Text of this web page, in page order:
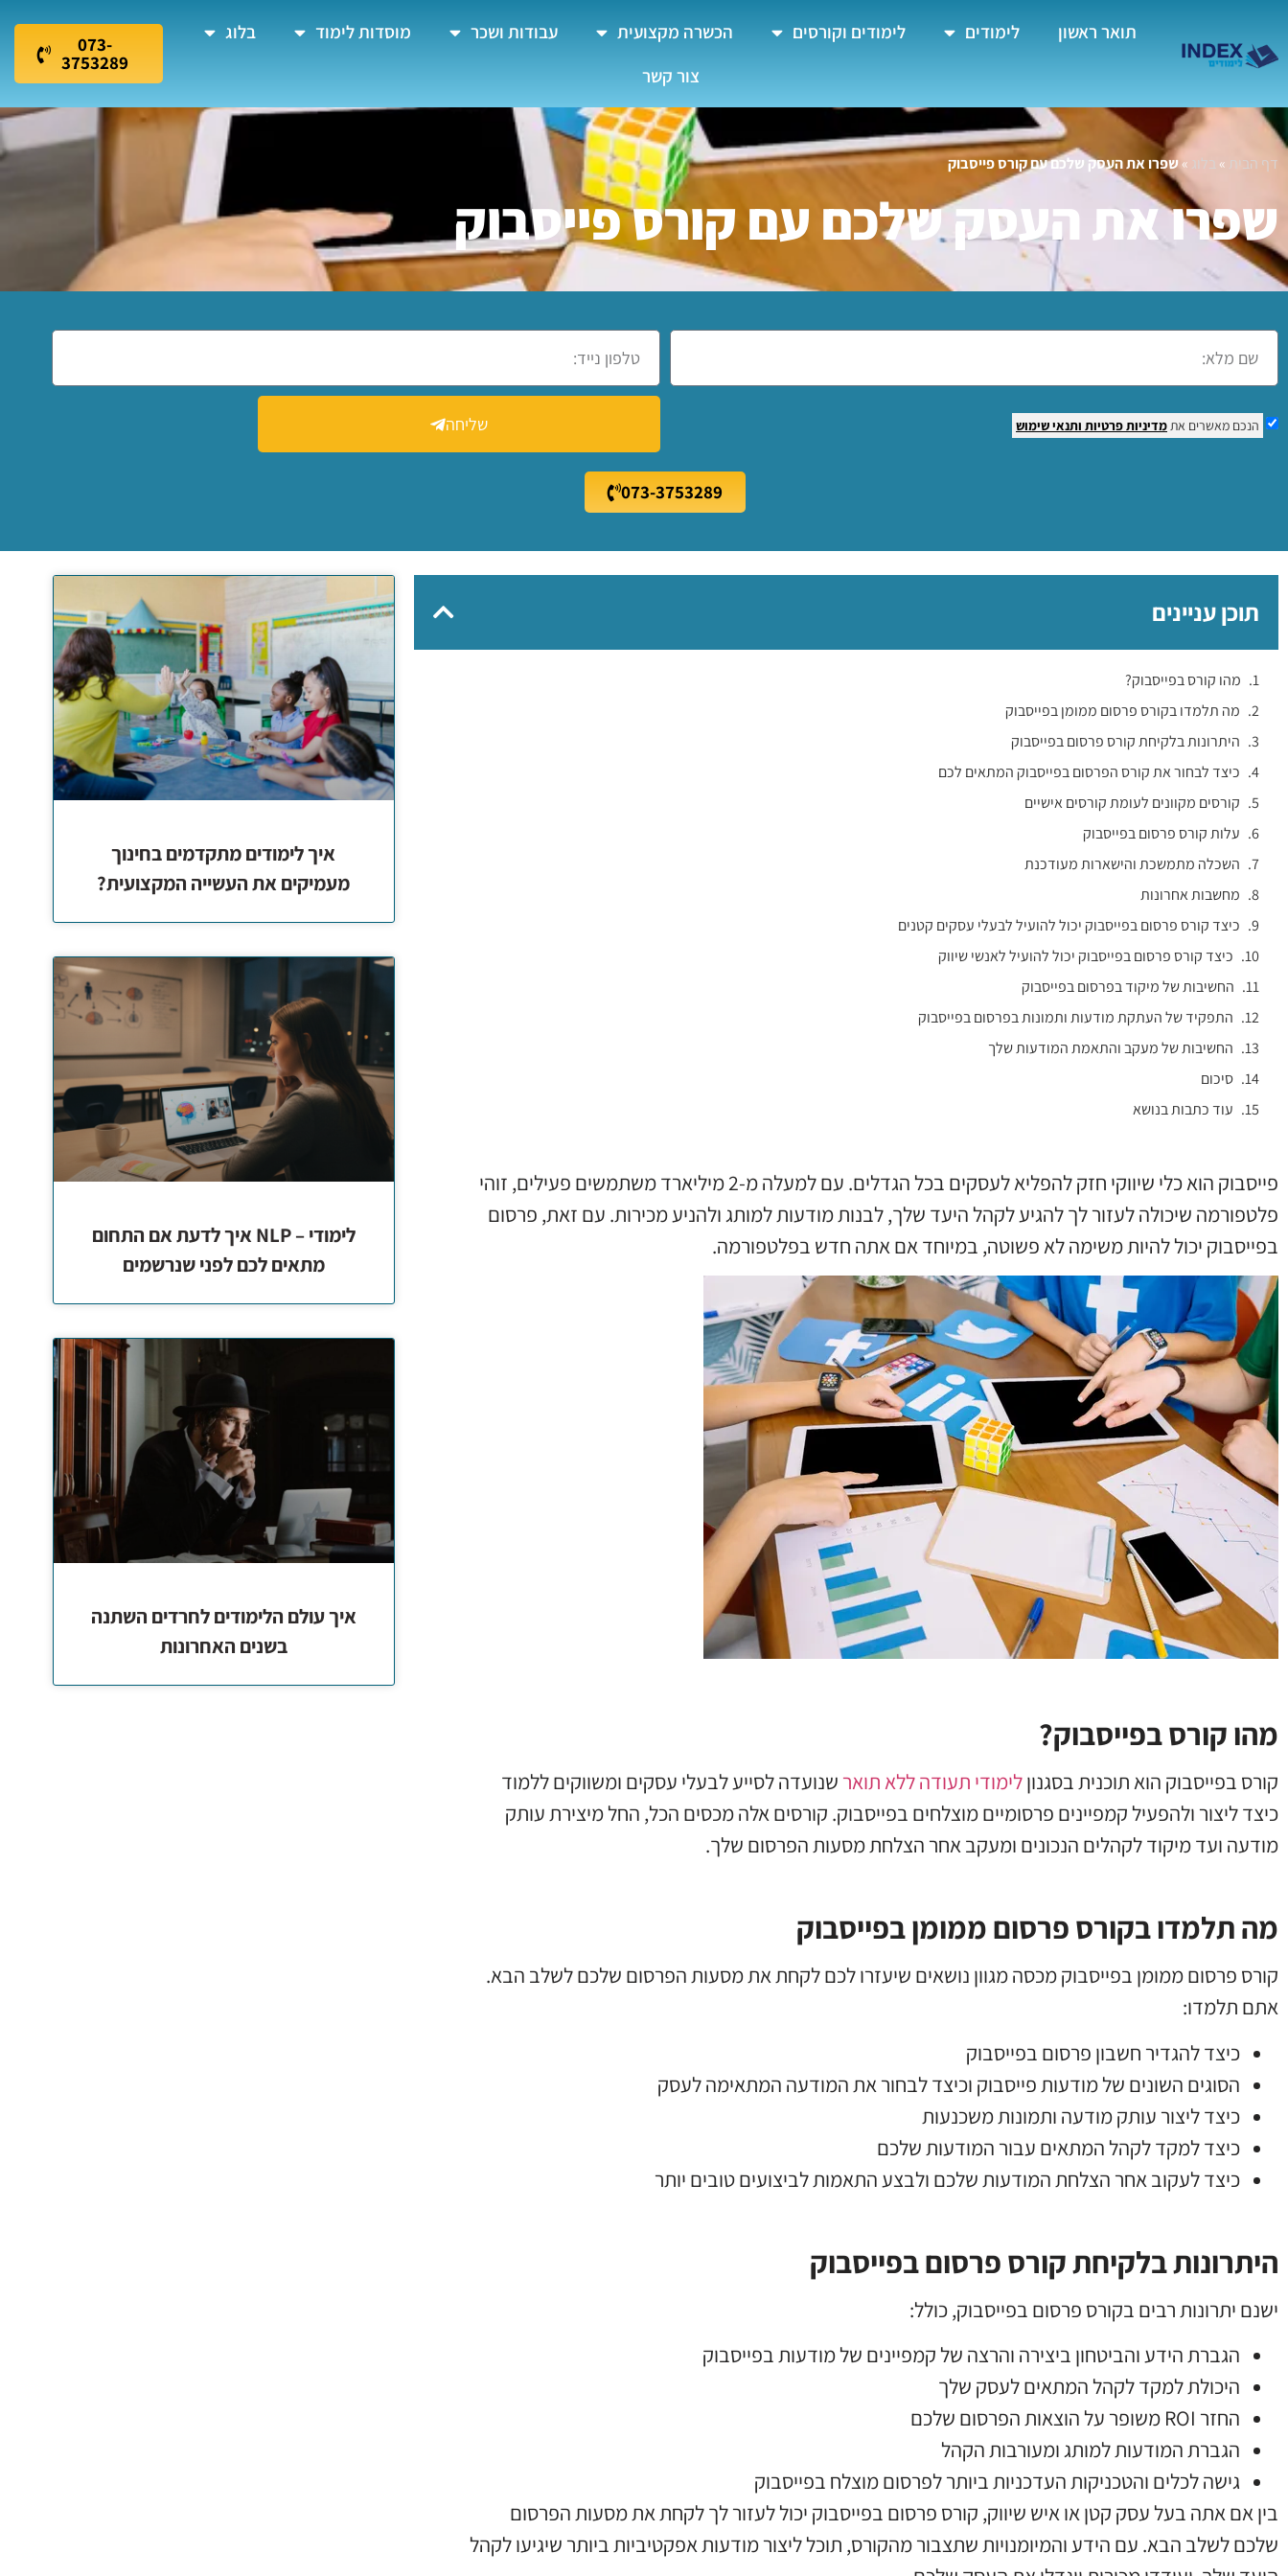
תואר ראשון לימודים לימודים וקורסים הכשרה מקצועית עבודות ושכר מוסדות לימוד
בלוג
צור קשר
073-
3753289
דף הבית »בלוג »שפרו את העסק שלכם עם קורס פייסבוק
שפרו את העסק שלכם עם קורס פייסבוק
הנכם מאשרים את מדיניות פרטיות ותנאי שימוש שליחה
073-3753289
תוכן עניינים
מהו קורס בפייסבוק?
מה תלמדו בקורס פרסום ממומן בפייסבוק
היתרונות בלקיחת קורס פרסום בפייסבוק
כיצד לבחור את קורס הפרסום בפייסבוק המתאים לכם
קורסים מקוונים לעומת קורסים אישיים
עלות קורס פרסום בפייסבוק
השכלה מתמשכת והישארות מעודכנת
מחשבות אחרונות
כיצד קורס פרסום בפייסבוק יכול להועיל לבעלי עסקים קטנים
כיצד קורס פרסום בפייסבוק יכול להועיל לאנשי שיווק
החשיבות של מיקוד בפרסום בפייסבוק
התפקיד של העתקת מודעות ותמונות בפרסום בפייסבוק
החשיבות של מעקב והתאמת המודעות שלך
סיכום
עוד כתבות בנושא
פייסבוק הוא כלי שיווקי חזק להפליא לעסקים בכל הגדלים. עם למעלה מ-2 מיליארד משתמשים פעילים, זוהי
פלטפורמה שיכולה לעזור לך להגיע לקהל היעד שלך, לבנות מודעות למותג ולהניע מכירות. עם זאת, פרסום
בפייסבוק יכול להיות משימה לא פשוטה, במיוחד אם אתה חדש בפלטפורמה.
מהו קורס בפייסבוק?
קורס בפייסבוק הוא תוכנית בסגנוןלימודי תעודה ללא תואר שנועדה לסייע לבעלי עסקים ומשווקים ללמוד
כיצד ליצור ולהפעיל קמפיינים פרסומיים מוצלחים בפייסבוק. קורסים אלה מכסים הכל, החל מיצירת עותק
מודעה ועד מיקוד לקהלים הנכונים ומעקב אחר הצלחת מסעות הפרסום שלך.
מה תלמדו בקורס פרסום ממומן בפייסבוק
קורס פרסום ממומן בפייסבוק מכסה מגוון נושאים שיעזרו לכם לקחת את מסעות הפרסום שלכם לשלב הבא.
אתם תלמדו:
כיצד להגדיר חשבון פרסום בפייסבוק
הסוגים השונים של מודעות פייסבוק וכיצד לבחור את המודעה המתאימה לעסק
כיצד ליצור עותק מודעה ותמונות משכנעות
כיצד למקד לקהל המתאים עבור המודעות שלכם
כיצד לעקוב אחר הצלחת המודעות שלכם ולבצע התאמות לביצועים טובים יותר
היתרונות בלקיחת קורס פרסום בפייסבוק
ישנם יתרונות רבים בקורס פרסום בפייסבוק, כולל:
הגברת הידע והביטחון ביצירה והרצה של קמפיינים של מודעות בפייסבוק
היכולת למקד לקהל המתאים לעסק שלך
החזר ROI משופר על הוצאות הפרסום שלכם
הגברת המודעות למותג ומעורבות הקהל
גישה לכלים והטכניקות העדכניות ביותר לפרסום מוצלח בפייסבוק
בין אם אתה בעל עסק קטן או איש שיווק, קורס פרסום בפייסבוק יכול לעזור לך לקחת את מסעות הפרסום
שלכם לשלב הבא. עם הידע והמיומנויות שתצבור מהקורס, תוכל ליצור מודעות אפקטיביות ביותר שיגיעו לקהל
איך לימודים מתקדמים בחינוך
מעמיקים את העשייה המקצועית?
לימודי – NLP איך לדעת אם התחום
מתאים לכם לפני שנרשמים
איך עולם הלימודים לחרדים השתנה
בשנים האחרונות